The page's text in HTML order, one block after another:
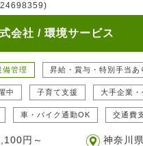
会社 / 環境サービス
備管理 昇給・賞与・特別手当あ
中 子育て支援 大手企業・
車・バイク通勤OK 交通費
円～ 神奈川